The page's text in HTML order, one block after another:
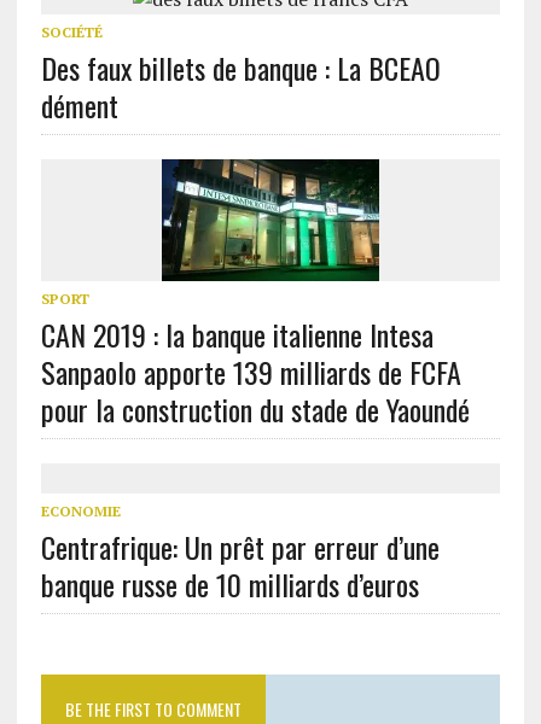
SOCIÉTÉ
Des faux billets de banque : La BCEAO
dément
SPORT
CAN 2019 : la banque italienne Intesa
Sanpaolo apporte 139 milliards de FCFA
pour la construction du stade de Yaoundé
ECONOMIE
Centrafrique: Un prêt par erreur d’une
banque russe de 10 milliards d’euros
BE THE FIRST TO COMMENT